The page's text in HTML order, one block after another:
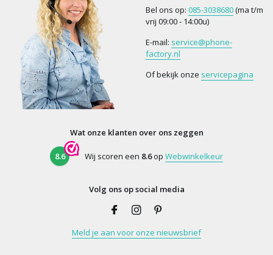
Bel ons op: 085-3038680(ma t/m
vrij 09:00 - 14:00u)
E-mail: service@phone-
factory.nl
Of bekijk onze servicepagina
Wat onze klanten over ons zeggen
8.6 Wij scoren een 8.6op Webwinkelkeur
Volg ons op social media
Meld je aan voor onze nieuwsbrief